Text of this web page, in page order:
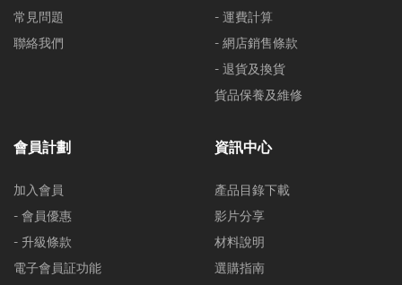
常見問題
聯絡我們
- 運費計算
- 網店銷售條款
- 退貨及換貨
貨品保養及維修
會員計劃
加入會員
- 會員優惠
- 升級條款
電子會員証功能
資訊中心
產品目錄下載
影片分享
材料說明
選購指南